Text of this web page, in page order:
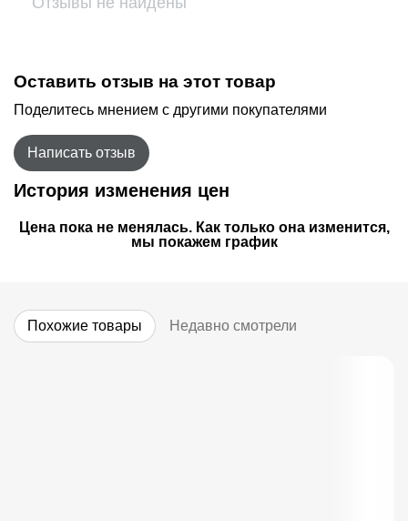
Оставить отзыв на этот товар
Поделитесь мнением с другими покупателями
Написать отзыв
История изменения цен
Цена пока не менялась. Как только она изменится,
мы покажем график
Похожие товары Недавно смотрели